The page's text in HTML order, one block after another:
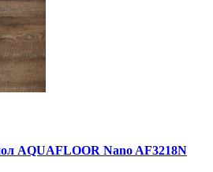
AQUAFLOOR Nano AF3218N